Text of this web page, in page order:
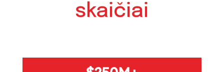
skaičiai